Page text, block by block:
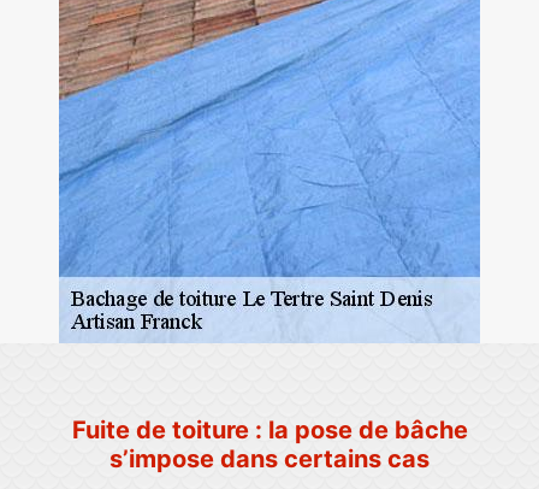
Fuite de toiture : la pose de bâche
s’impose dans certains cas